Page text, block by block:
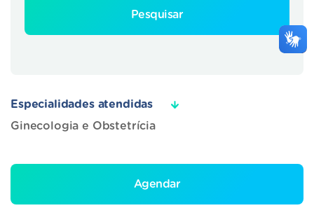
Pesquisar
Especialidades atendidas
Ginecologia e Obstetrícia
Agendar